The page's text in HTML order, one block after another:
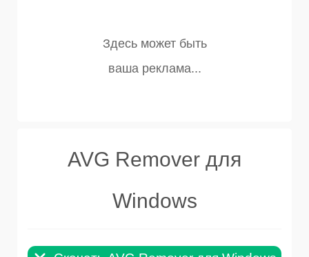
AVG Remover для
Windows